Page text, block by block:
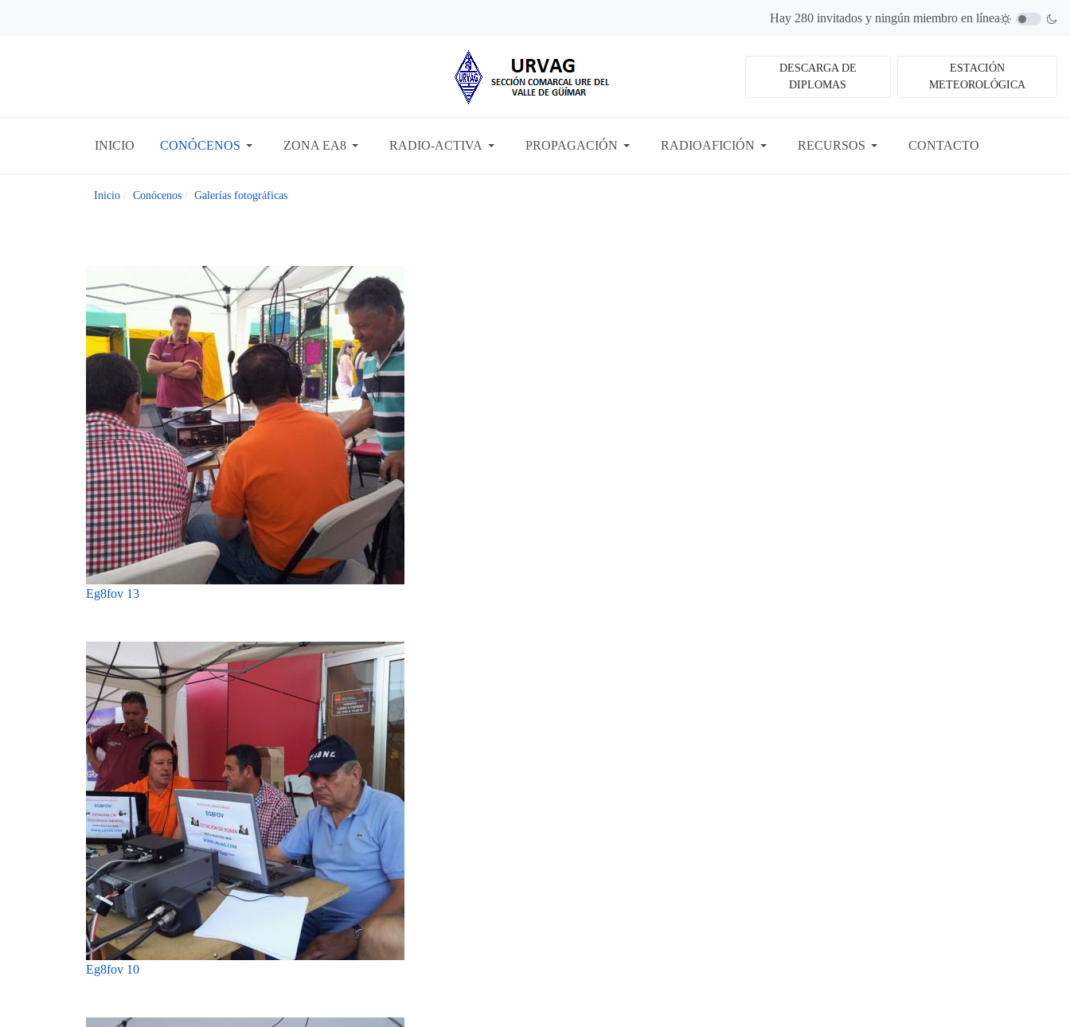
Hay 280 invitados y ningún miembro en línea
DESCARGA DE
DIPLOMAS
ESTACIÓN
METEOROLÓGICA
INICIO CONÓCENOS ZONA EA8 RADIO-ACTIVA PROPAGACIÓN RADIOAFICIÓN RECURSOS CONTACTO
Inicio Conócenos Galerías fotográficas
Eg8fov 13
Eg8fov 10